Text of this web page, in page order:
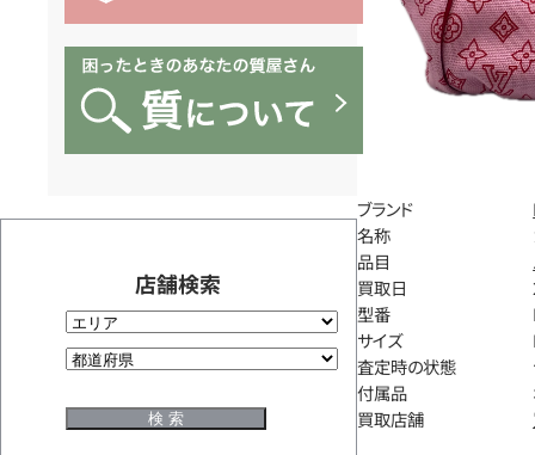
店舗検索
ブランド
名称
品目
買取日
型番
サイズ
査定時の状態
付属品
買取店舗